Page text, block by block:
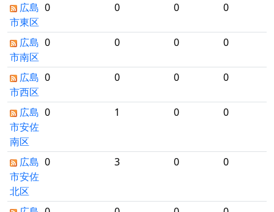
広島
市東区
0 0 0 0
広島
市南区
0 0 0 0
広島
市西区
0 0 0 0
広島
市安佐
南区
0 1 0 0
広島
市安佐
北区
0 3 0 0